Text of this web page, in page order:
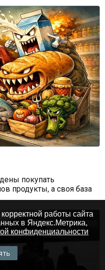
покупать
продукты, а своя база
работы сайта
в Яндекс.Метрика,
конфиденциальности